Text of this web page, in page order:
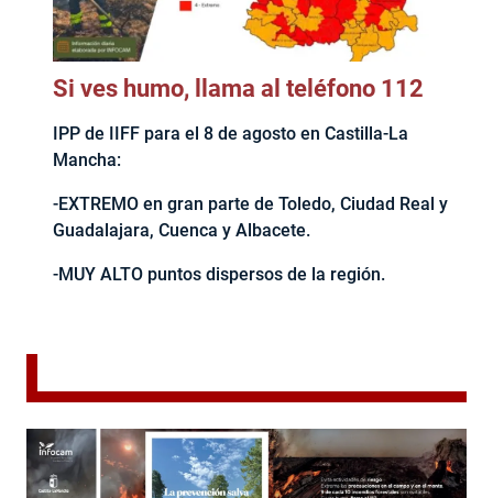
Si ves humo, llama al teléfono 112
IPP de IIFF para el 8 de agosto en Castilla-La
Mancha:
-EXTREMO en gran parte de Toledo, Ciudad Real y
Guadalajara, Cuenca y Albacete.
-MUY ALTO puntos dispersos de la región.